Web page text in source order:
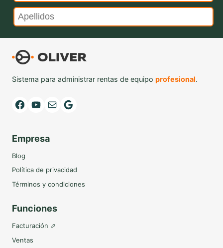
Sistema para administrar rentas de equipo profesional.
Facebook YouTube Mail Google
Empresa
Blog
Política de privacidad
Términos y condiciones
Funciones
Facturación ⬀
Ventas